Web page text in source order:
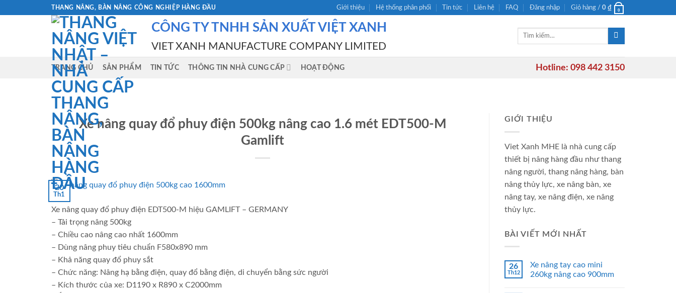
THANG NÂNG, BÀN NÂNG CÔNG NGHIỆP HÀNG ĐẦU Giới thiệu Hệ thống phân phối Tin tức Liên hệ FAQ Đăng nhập Giỏ hàng / 0 ₫ 0
CÔNG TY TNHH SẢN XUẤT VIỆT XANH
VIET XANH MANUFACTURE COMPANY LIMITED
Tìm
TRANG CHỦ SẢN PHẨM TIN TỨC THÔNG TIN NHÀ CUNG CẤP HOẠT ĐỘNG Hotline: 098 442 3150
Xe nâng quay đổ phuy điện 500kg nâng cao 1.6 mét EDT500-M
Gamlift
20
Th1
Xe nâng quay đổ phuy điện EDT500-M hiệu GAMLIFT – GERMANY
– Tải trọng nâng 500kg
– Chiều cao nâng cao nhất 1600mm
– Dùng nâng phuy tiêu chuẩn F580x890 mm
– Khả năng quay đổ phuy sắt
– Chức năng: Nâng hạ bằng điện, quay đổ bằng điện, di chuyển bằng sức người
– Kích thước của xe: D1190 x R890 x C2000mm
GIỚI THIỆU
Viet Xanh MHE là nhà cung cấp
thiết bị nâng hàng đầu như thang
nâng người, thang nâng hàng, bàn
nâng thủy lực, xe nâng bàn, xe
nâng tay, xe nâng điện, xe nâng
thủy lực.
BÀI VIẾT MỚI NHẤT
26
Th12
Xe nâng tay cao mini
260kg nâng cao 900mm